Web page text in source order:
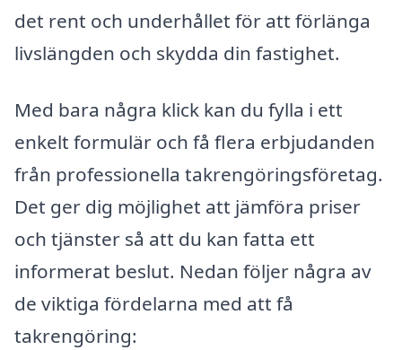
det rent och underhållet för att förlänga
livslängden och skydda din fastighet.
Med bara några klick kan du fylla i ett
enkelt formulär och få flera erbjudanden
från professionella takrengöringsföretag.
Det ger dig möjlighet att jämföra priser
och tjänster så att du kan fatta ett
informerat beslut. Nedan följer några av
de viktiga fördelarna med att få
takrengöring: